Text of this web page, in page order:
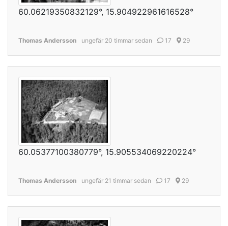
60.06219350832129°, 15.904922961616528°
Thomas Andersson ungefär 20 timmar sedan 17 29
60.05377100380779°, 15.905534069220224°
Thomas Andersson ungefär 21 timmar sedan 17 29